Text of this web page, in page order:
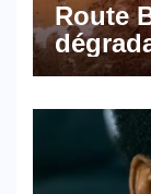
Route
les